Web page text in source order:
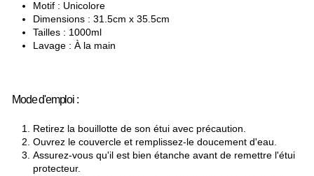
Motif : Unicolore
Dimensions : 31.5cm x 35.5cm
Tailles : 1000ml
Lavage : À la main
Mode d'emploi :
Retirez la bouillotte de son étui avec précaution.
Ouvrez le couvercle et remplissez-le doucement d'eau.
Assurez-vous qu'il est bien étanche avant de remettre l'étui
protecteur.